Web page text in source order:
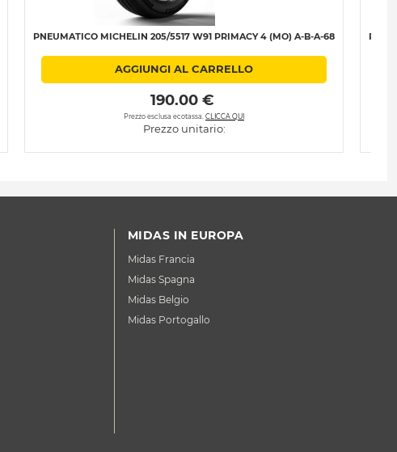
PNEUMATICO MICHELIN 205/5517 W91 PRIMACY 4 (MO) A-B-A-68
AGGIUNGI AL CARRELLO
190.00 €
Prezzo esclusa ecotassa. CLICCA QUI
Prezzo unitario:
MIDAS IN EUROPA
Midas Francia
Midas Spagna
Midas Belgio
Midas Portogallo